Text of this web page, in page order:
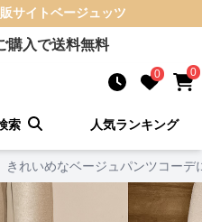
サイトベージュッツ
購入で送料無料
0 0
索 人気ランキング
きれいめなベージュパンツコー